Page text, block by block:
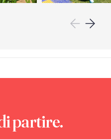
partire.